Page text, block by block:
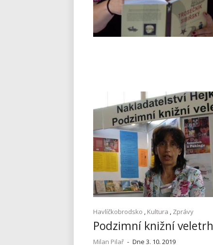
Havlíčkobrodsko , Kultura , Zprávy
Podzimní knižní veletrh
Milan Pilař - Dne 3. 10. 2019